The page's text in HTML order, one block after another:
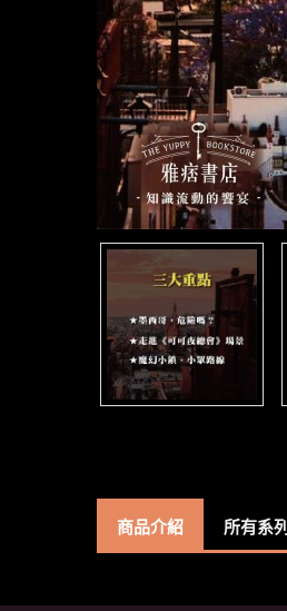
商品介紹 所有系列